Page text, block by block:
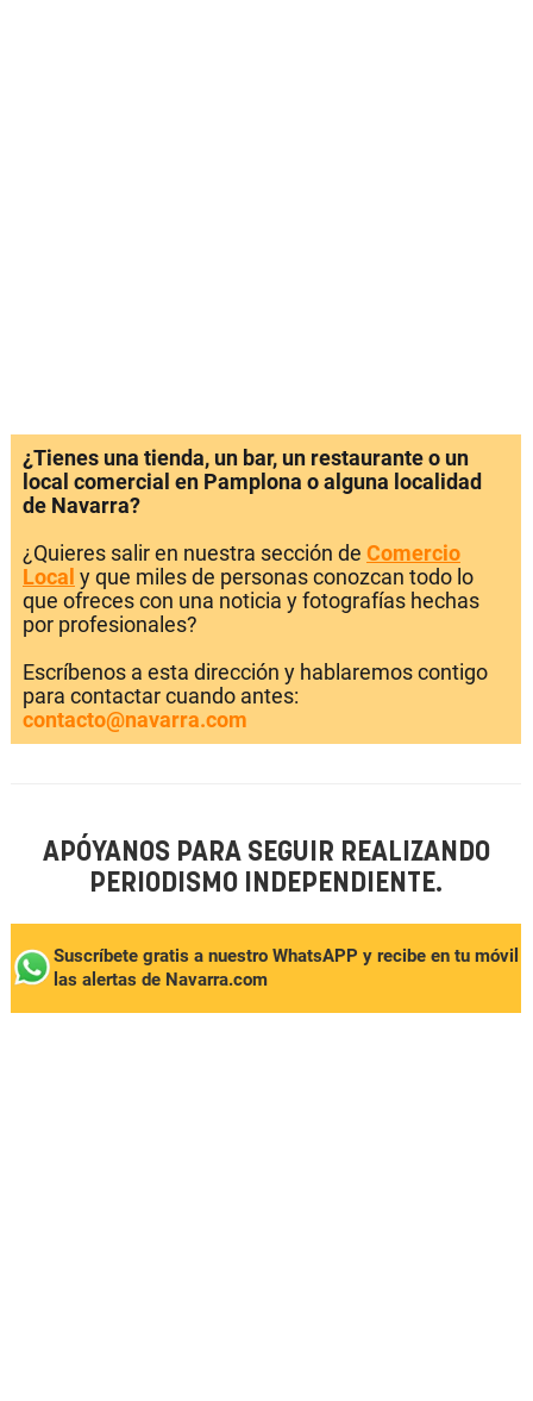
¿Tienes una tienda, un bar, un restaurante o un
local comercial en Pamplona o alguna localidad
de Navarra?
¿Quieres salir en nuestra sección de Comercio
Local y que miles de personas conozcan todo lo
que ofreces con una noticia y fotografías hechas
por profesionales?
Escríbenos a esta dirección y hablaremos contigo
para contactar cuando antes:
contacto@navarra.com
APÓYANOS PARA SEGUIR REALIZANDO
PERIODISMO INDEPENDIENTE.
Suscríbete gratis a nuestro WhatsAPP y recibe en tu móvil
las alertas de Navarra.com